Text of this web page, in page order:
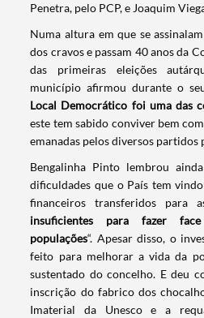
Penetra, pelo PCP, e Joaquim
Numa altura em que se
dos cravos e passam 40 anos da
das primeiras eleições
município afirmou durante o
Local Democrático foi uma das
este tem sabido conviver bem
emanadas pelos diversos partidos
Bengalinha Pinto lembrou
dificuldades que o País tem
financeiros transferidos para
insuficientes para fazer
populações“. Apesar disso, o
feito para melhorar a vida da
sustentado do concelho. E deu
inscrição do fabrico dos
Imaterial da Unesco e a